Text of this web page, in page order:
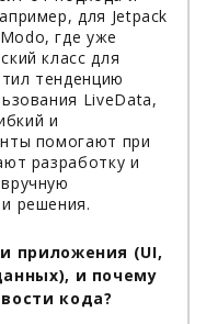
для Jetpack
где уже
класс для
тенденцию
LiveData,
и
помогают при
разработку и
решения.
приложения (UI,
и почему
кода?